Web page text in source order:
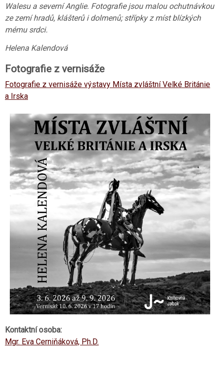
Walesu a severní Anglie. Fotografie jsou malou ochutnávkou
ze zemí hradů, klášterů i dolmenů; střípky z míst blízkých
mému srdci.
Helena Kalendová
Fotografie z vernisáže
Fotografie z vernisáže výstavy Místa zvláštní Velké Británie
a Irska
Kontaktní osoba:
Mgr. Eva Cerniňáková, Ph.D.